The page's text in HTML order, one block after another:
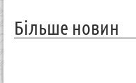
Більше новин